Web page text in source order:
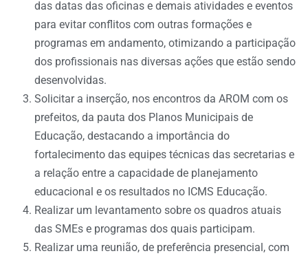
das datas das oficinas e demais atividades e eventos
para evitar conflitos com outras formações e
programas em andamento, otimizando a participação
dos profissionais nas diversas ações que estão sendo
desenvolvidas.
Solicitar a inserção, nos encontros da AROM com os
prefeitos, da pauta dos Planos Municipais de
Educação, destacando a importância do
fortalecimento das equipes técnicas das secretarias e
a relação entre a capacidade de planejamento
educacional e os resultados no ICMS Educação.
Realizar um levantamento sobre os quadros atuais
das SMEs e programas dos quais participam.
Realizar uma reunião, de preferência presencial, com